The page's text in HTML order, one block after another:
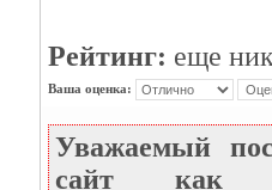
Рейтинг: еще
Ваша оценка:
Уважаемый
сайт как